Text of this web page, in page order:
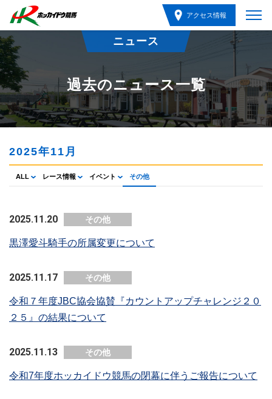
アクセス情報
ニュース
過去のニュース一覧
2025年11月
ALL レース情報 イベント その他
2025.11.20 その他
黒澤愛斗騎手の所属変更について
2025.11.17 その他
令和７年度JBC協会協賛『カウントアップチャレンジ２０
２５』の結果について
2025.11.13 その他
令和7年度ホッカイドウ競馬の閉幕に伴うご報告について